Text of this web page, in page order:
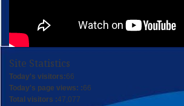
Site Statistics
Today's visitors:66
Today's page views: :66
Total visitors :47,077